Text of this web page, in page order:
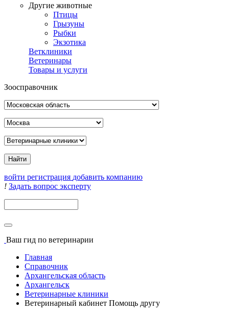
Другие животные
Птицы
Грызуны
Рыбки
Экзотика
Ветклиники
Ветеринары
Товары и услуги
Зоосправочник
войти регистрация добавить компанию
! Задать вопрос эксперту
Ваш гид по ветеринарии
Главная
Справочник
Архангельская область
Архангельск
Ветеринарные клиники
Ветеринарный кабинет Помощь другу